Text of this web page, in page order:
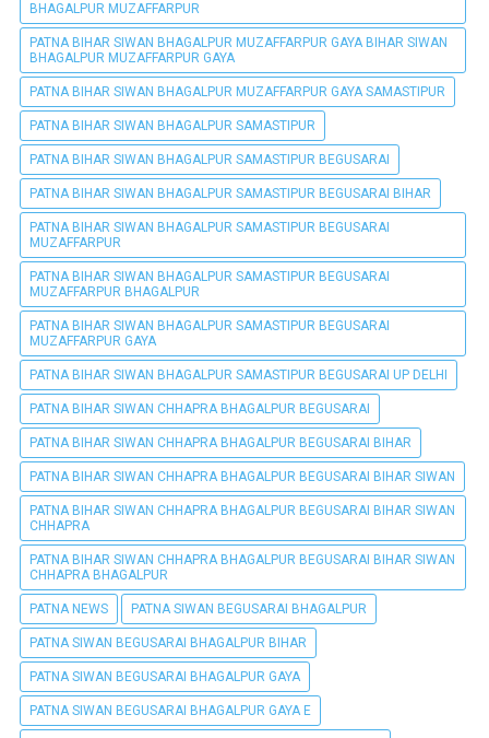
BHAGALPUR MUZAFFARPUR
PATNA BIHAR SIWAN BHAGALPUR MUZAFFARPUR GAYA BIHAR SIWAN
BHAGALPUR MUZAFFARPUR GAYA
PATNA BIHAR SIWAN BHAGALPUR MUZAFFARPUR GAYA SAMASTIPUR
PATNA BIHAR SIWAN BHAGALPUR SAMASTIPUR
PATNA BIHAR SIWAN BHAGALPUR SAMASTIPUR BEGUSARAI
PATNA BIHAR SIWAN BHAGALPUR SAMASTIPUR BEGUSARAI BIHAR
PATNA BIHAR SIWAN BHAGALPUR SAMASTIPUR BEGUSARAI
MUZAFFARPUR
PATNA BIHAR SIWAN BHAGALPUR SAMASTIPUR BEGUSARAI
MUZAFFARPUR BHAGALPUR
PATNA BIHAR SIWAN BHAGALPUR SAMASTIPUR BEGUSARAI
MUZAFFARPUR GAYA
PATNA BIHAR SIWAN BHAGALPUR SAMASTIPUR BEGUSARAI UP DELHI
PATNA BIHAR SIWAN CHHAPRA BHAGALPUR BEGUSARAI
PATNA BIHAR SIWAN CHHAPRA BHAGALPUR BEGUSARAI BIHAR
PATNA BIHAR SIWAN CHHAPRA BHAGALPUR BEGUSARAI BIHAR SIWAN
PATNA BIHAR SIWAN CHHAPRA BHAGALPUR BEGUSARAI BIHAR SIWAN
CHHAPRA
PATNA BIHAR SIWAN CHHAPRA BHAGALPUR BEGUSARAI BIHAR SIWAN
CHHAPRA BHAGALPUR
PATNA NEWS PATNA SIWAN BEGUSARAI BHAGALPUR
PATNA SIWAN BEGUSARAI BHAGALPUR BIHAR
PATNA SIWAN BEGUSARAI BHAGALPUR GAYA
PATNA SIWAN BEGUSARAI BHAGALPUR GAYA E